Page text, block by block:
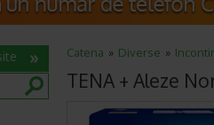
Catena Diverse
TENA + Aleze